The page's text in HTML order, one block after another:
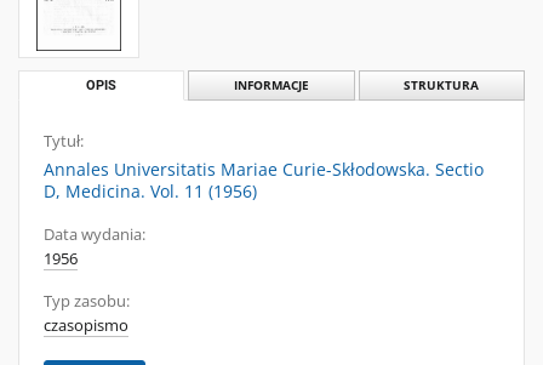
OPIS INFORMACJE STRUKTURA
Tytuł:
Annales Universitatis Mariae Curie-Skłodowska. Sectio
D, Medicina. Vol. 11 (1956)
Data wydania:
1956
Typ zasobu:
czasopismo